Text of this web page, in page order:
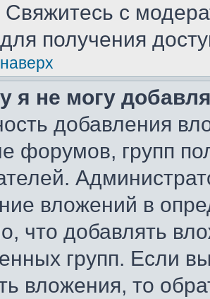
Свяжитесь с
получения
я не могу
добавления
форумов, групп
вложений в
что добавлять
групп. Если
вложения, то